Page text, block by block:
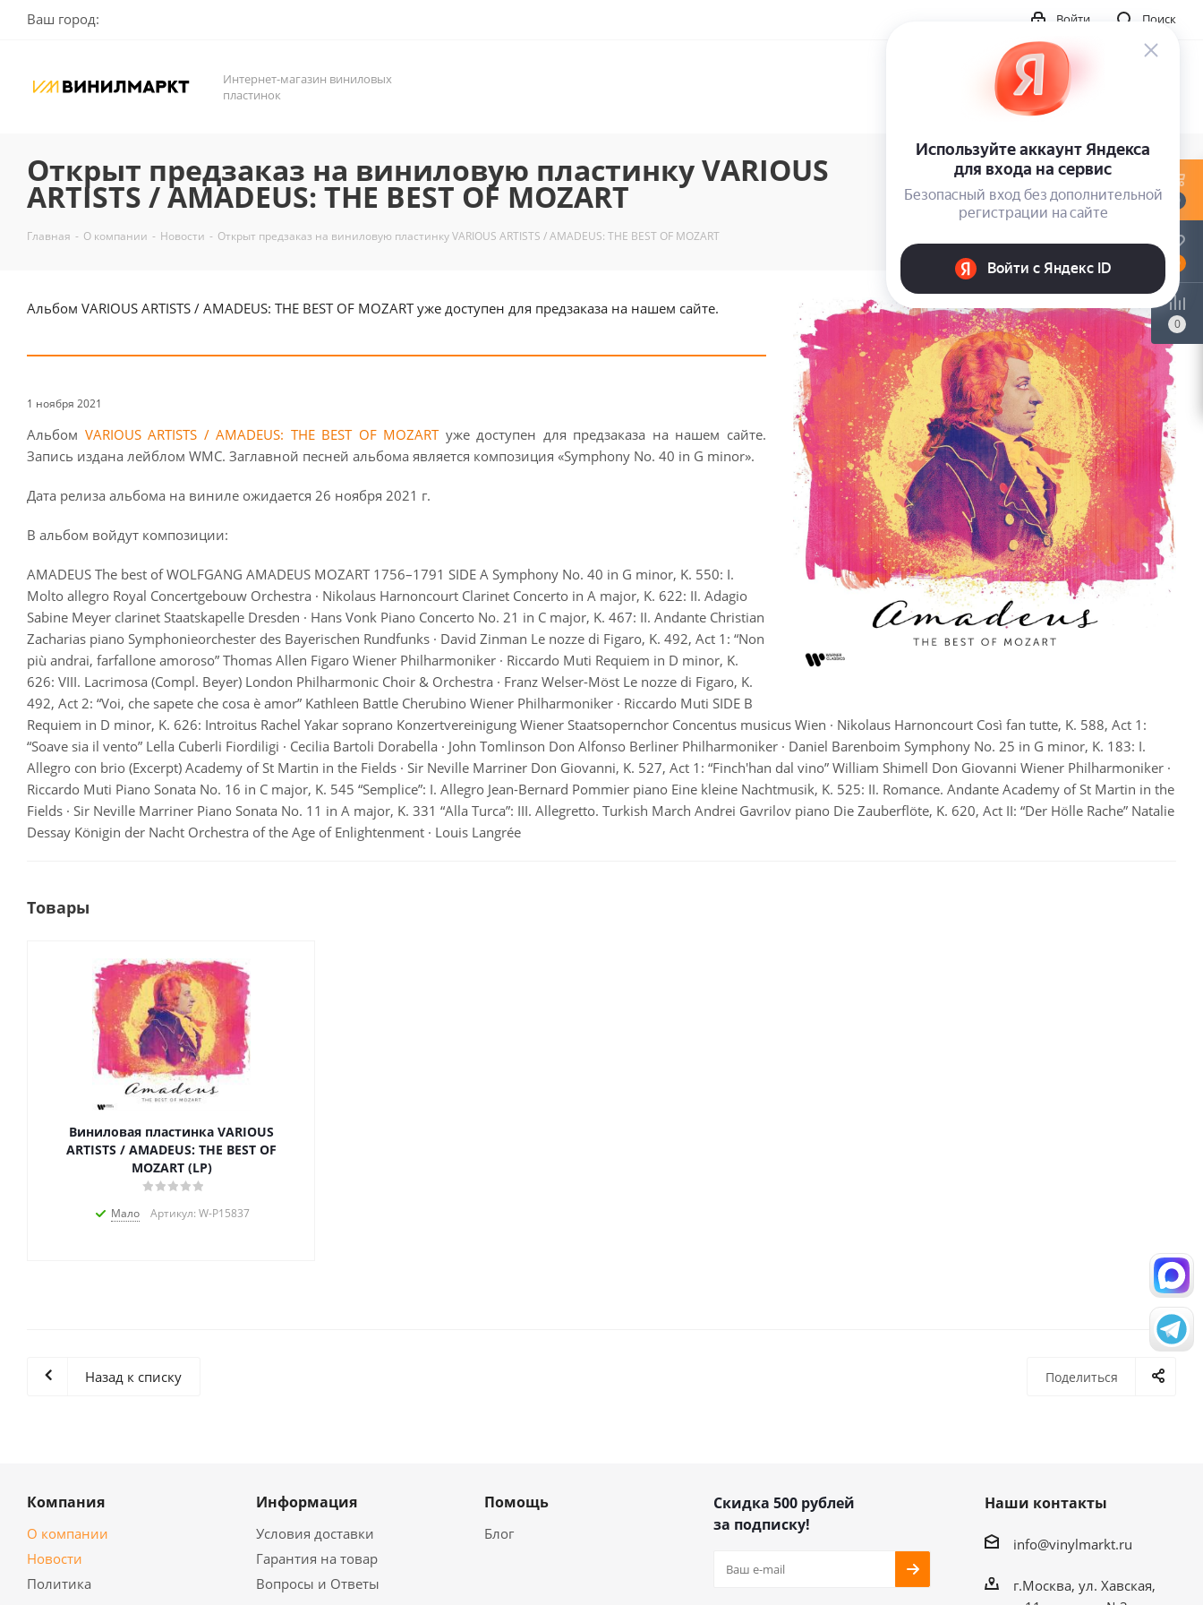
Ваш город: Поиск
Войти
Интернет-магазин виниловых
пластинок
Открыт предзаказ на виниловую пластинку VARIOUS
ARTISTS / AMADEUS: THE BEST OF MOZART
Главная - О компании - Новости - Открыт предзаказ на виниловую пластинку VARIOUS ARTISTS / AMADEUS: THE BEST OF MOZART
Альбом VARIOUS ARTISTS / AMADEUS: THE BEST OF MOZART уже доступен для предзаказа на нашем сайте.
1 ноября 2021
Альбом VARIOUS ARTISTS / AMADEUS: THE BEST OF MOZARTуже доступен для предзаказа на нашем сайте.
Запись издана лейблом WMC. Заглавной песней альбома является композиция «Symphony No. 40 in G minor».
Дата релиза альбома на виниле ожидается 26 ноября 2021 г.
В альбом войдут композиции:
AMADEUS The best of WOLFGANG AMADEUS MOZART 1756–1791 SIDE A Symphony No. 40 in G minor, K. 550: I.
Molto allegro Royal Concertgebouw Orchestra · Nikolaus Harnoncourt Clarinet Concerto in A major, K. 622: II. Adagio
Sabine Meyer clarinet Staatskapelle Dresden · Hans Vonk Piano Concerto No. 21 in C major, K. 467: II. Andante Christian
Zacharias piano Symphonieorchester des Bayerischen Rundfunks · David Zinman Le nozze di Figaro, K. 492, Act 1: “Non
più andrai, farfallone amoroso” Thomas Allen Figaro Wiener Philharmoniker · Riccardo Muti Requiem in D minor, K.
626: VIII. Lacrimosa (Compl. Beyer) London Philharmonic Choir & Orchestra · Franz Welser-Möst Le nozze di Figaro, K.
492, Act 2: “Voi, che sapete che cosa è amor” Kathleen Battle Cherubino Wiener Philharmoniker · Riccardo Muti SIDE B
Requiem in D minor, K. 626: Introitus Rachel Yakar soprano Konzertvereinigung Wiener Staatsopernchor Concentus musicus Wien · Nikolaus Harnoncourt Così fan tutte, K. 588, Act 1:
“Soave sia il vento” Lella Cuberli Fiordiligi · Cecilia Bartoli Dorabella · John Tomlinson Don Alfonso Berliner Philharmoniker · Daniel Barenboim Symphony No. 25 in G minor, K. 183: I.
Allegro con brio (Excerpt) Academy of St Martin in the Fields · Sir Neville Marriner Don Giovanni, K. 527, Act 1: “Finch'han dal vino” William Shimell Don Giovanni Wiener Philharmoniker ·
Riccardo Muti Piano Sonata No. 16 in C major, K. 545 “Semplice”: I. Allegro Jean-Bernard Pommier piano Eine kleine Nachtmusik, K. 525: II. Romance. Andante Academy of St Martin in the
Fields · Sir Neville Marriner Piano Sonata No. 11 in A major, K. 331 “Alla Turca”: III. Allegretto. Turkish March Andrei Gavrilov piano Die Zauberflöte, K. 620, Act II: “Der Hölle Rache” Natalie
Dessay Königin der Nacht Orchestra of the Age of Enlightenment · Louis Langrée
Товары
Виниловая пластинка VARIOUS
ARTISTS / AMADEUS: THE BEST OF
MOZART (LP)
Мало Артикул: W-P15837
Поделиться
Назад к списку
Компания
О компании
Новости
Политика
Информация
Условия доставки
Гарантия на товар
Вопросы и Ответы
Помощь
Блог
Скидка 500 рублей
за подписку!
Наши контакты
info@vinylmarkt.ru
г.Москва, ул. Хавская,
0
0
0